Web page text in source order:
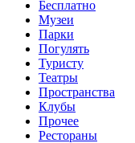
Бесплатно
Музеи
Парки
Погулять
Туристу
Театры
Пространства
Клубы
Прочее
Рестораны